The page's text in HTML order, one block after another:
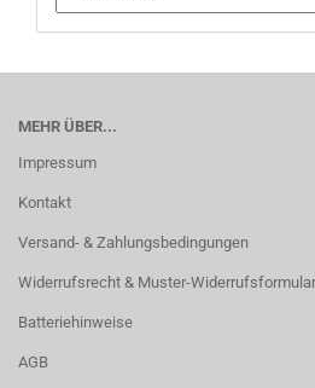
MEHR ÜBER...
Impressum
Kontakt
Versand- & Zahlungsbedingungen
Widerrufsrecht & Muster-Widerrufsformular
Batteriehinweise
AGB